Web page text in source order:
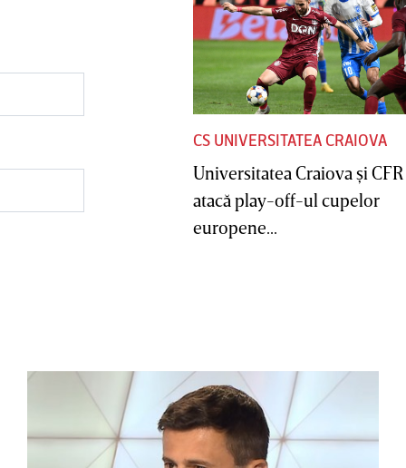
CS UNIVERSITATEA CRAIOVA
Universitatea Craiova şi
atacă play-off-ul cupelor
europene...